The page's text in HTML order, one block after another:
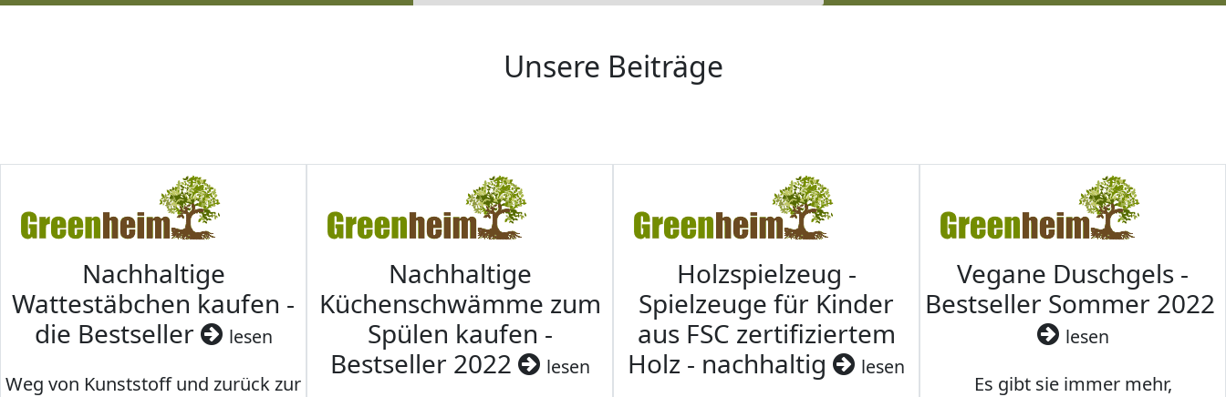
Unsere Beiträge
Nachhaltige
Wattestäbchen kaufen -
die Bestseller
lesen
Weg von Kunststoff und zurück zur
Nachhaltige
Küchenschwämme zum
Spülen kaufen -
Bestseller 2022
lesen
Holzspielzeug -
Spielzeuge für Kinder
aus FSC zertifiziertem
Holz - nachhaltig
lesen
Vegane Duschgels -
Bestseller Sommer 2022
lesen
Es gibt sie immer mehr,